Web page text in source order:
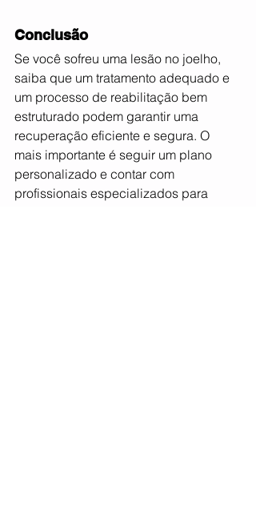
Conclusão
Se você sofreu uma lesão no joelho,
saiba que um tratamento adequado e
um processo de reabilitação bem
estruturado podem garantir uma
recuperação eficiente e segura. O
mais importante é seguir um plano
personalizado e contar com
profissionais especializados para